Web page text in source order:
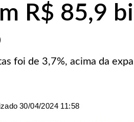
R$ 85,9
foi de 3,7%, acima da
30/04/2024 11:58